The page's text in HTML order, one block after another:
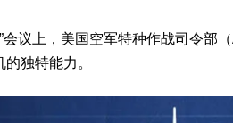
会议上，美国空军特种作战司令部
的独特能力。